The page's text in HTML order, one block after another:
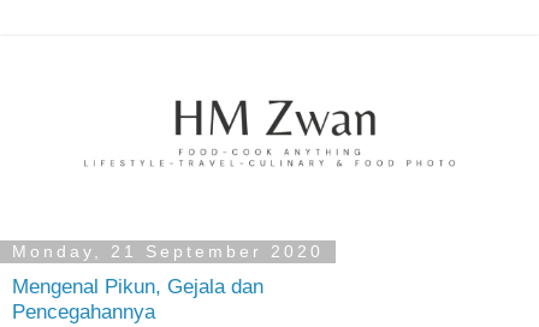
Monday, 21 September 2020
Mengenal Pikun, Gejala dan
Pencegahannya